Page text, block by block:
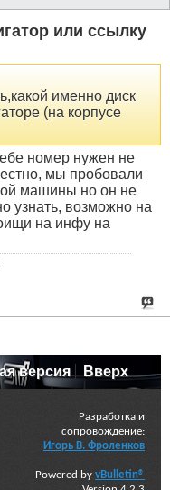
или ссылку
именно диск
(на корпусе
номер нужен не
мы пробовали
машины но он не
узнать, возможно на
на инфу на
версия Вверх
Разработка и
сопровождение:
Игорь В. Фроленков
Powered by vBulletin®